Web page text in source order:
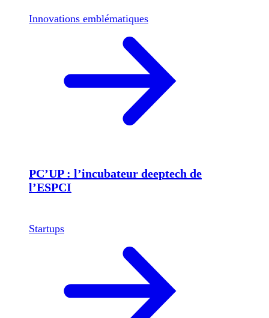
Innovations emblématiques
PC’UP : l’incubateur deeptech de
l’ESPCI
Startups